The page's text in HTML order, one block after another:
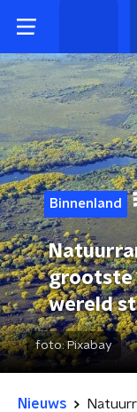
Binnenland
grootste
wereld
foto:Pixabay
Nieuws